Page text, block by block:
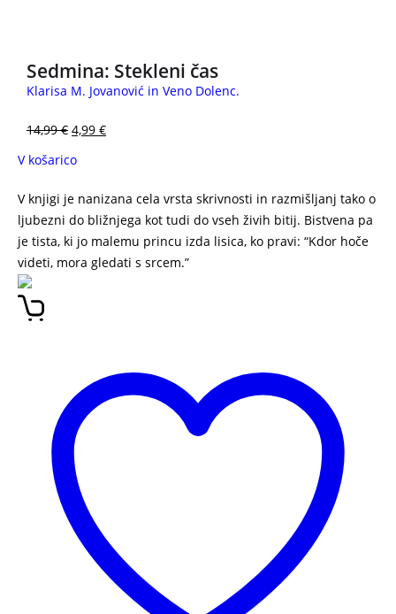
Sedmina: Stekleni čas
Klarisa M. Jovanović in Veno Dolenc.
14,99€ 4,99 €
V košarico
V knjigi je nanizana cela vrsta skrivnosti in razmišljanj tako o
ljubezni do bližnjega kot tudi do vseh živih bitij. Bistvena pa
je tista, ki jo malemu princu izda lisica, ko pravi: “Kdor hoče
videti, mora gledati s srcem.”